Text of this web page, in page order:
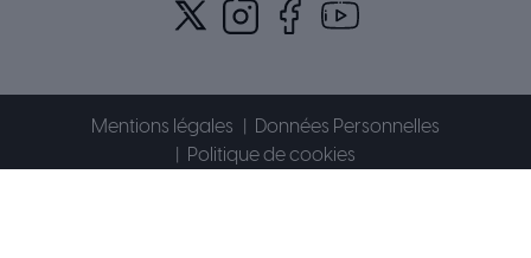
Mentions légales
Données Personnelles
Politique de cookies